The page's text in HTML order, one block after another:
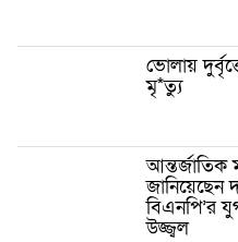
ভোলায়
মৃ*ত্যু
আন্তর্জাতিক
জানিয়েছেন
বিএনপি’র
উজ্জ্বল